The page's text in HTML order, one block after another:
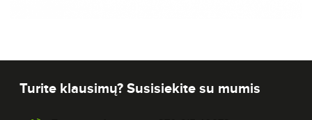
Turite klausimų? Susisiekite su mumis